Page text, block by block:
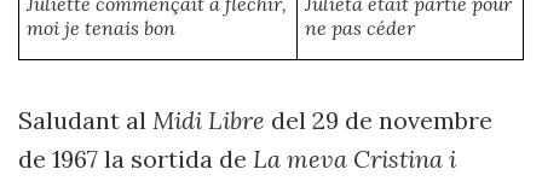
moi je tenais bon
ne pas céder
Saludant al Midi Libre del 29 de novembre
de 1967 la sortida de La meva Cristina i